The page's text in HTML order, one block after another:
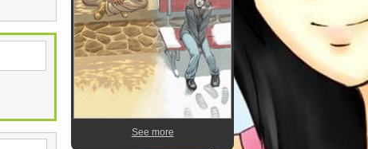
See more